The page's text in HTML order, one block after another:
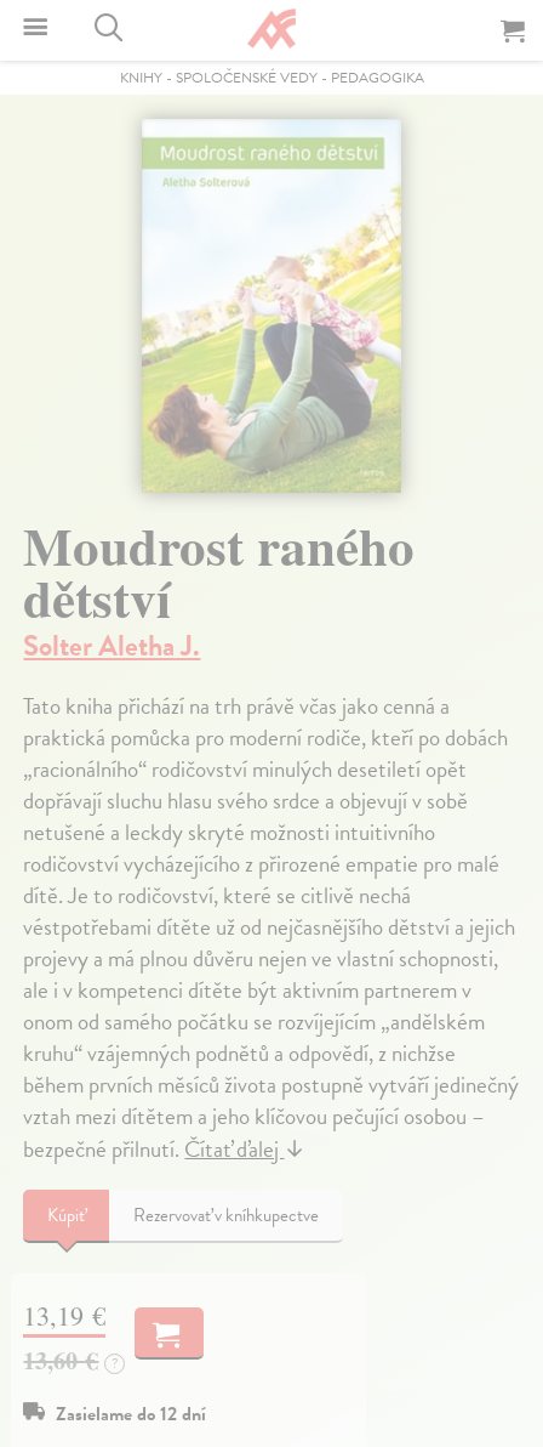
KNIHY- SPOLOČENSKÉ VEDY- PEDAGOGIKA
Moudrost raného
dětství
Solter Aletha J.
Tato kniha přichází na trh právě včas jako cenná a
praktická pomůcka pro moderní rodiče, kteří po dobách
„racionálního“ rodičovství minulých desetiletí opět
dopřávají sluchu hlasu svého srdce a objevují v sobě
netušené a leckdy skryté možnosti intuitivního
rodičovství vycházejícího z přirozené empatie pro malé
dítě. Je to rodičovství, které se citlivě nechá
véstpotřebami dítěte už od nejčasnějšího dětství a jejich
projevy a má plnou důvěru nejen ve vlastní schopnosti,
ale i v kompetenci dítěte být aktivním partnerem v
onom od samého počátku se rozvíjejícím „andělském
kruhu“ vzájemných podnětů a odpovědí, z nichžse
během prvních měsíců života postupně vytváří jedinečný
vztah mezi dítětem a jeho klíčovou pečující osobou –
bezpečné přilnutí. Čítať ďalej ↓
Kúpiť Rezervovať v kníhkupectve
13,19 €
13,60 € ?
Zasielame do 12 dní